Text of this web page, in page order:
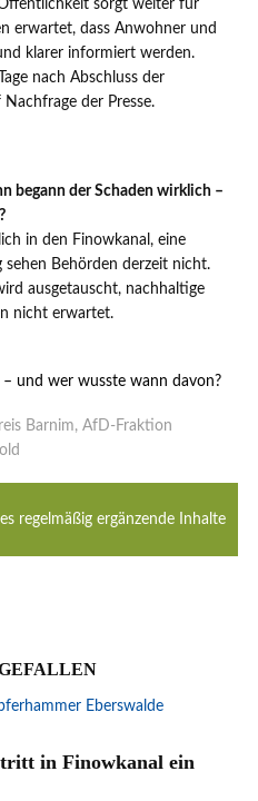
sorgt weiter für
erwartet, dass Anwohner und
klarer informiert werden.
nach Abschluss der
der Presse.
begann der Schaden wirklich –
in den Finowkanal, eine
Behörden derzeit nicht.
ausgetauscht, nachhaltige
nicht erwartet.
und wer wusste wann davon?
Barnim, AfD-Fraktion
regelmäßig ergänzende Inhalte
in Finowkanal ein